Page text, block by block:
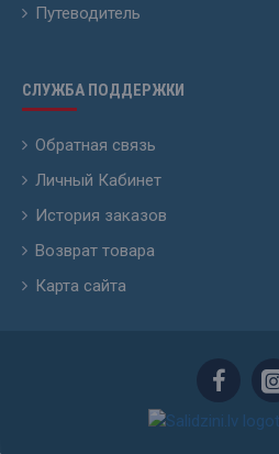
Путеводитель
СЛУЖБА ПОДДЕРЖКИ
Обратная связь
Личный Кабинет
История заказов
Возврат товара
Карта сайта